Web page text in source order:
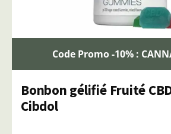
Code Promo -10% :
Bonbon gélifié Fruité
Cibdol